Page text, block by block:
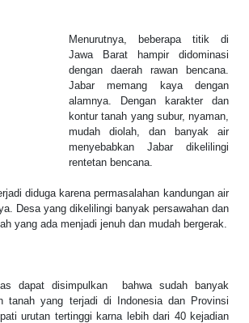
Menurutnya, beberapa titik di
Jawa Barat hampir didominasi
dengan daerah rawan bencana.
Jabar memang kaya dengan
alamnya. Dengan karakter dan
kontur tanah yang subur, nyaman,
mudah diolah, dan banyak air
menyebabkan Jabar dikelilingi
rentetan bencana.
diduga karena permasalahan kandungan air
Desa yang dikelilingi banyak persawahan dan
yang ada menjadi jenuh dan mudah bergerak.
dapat disimpulkan bahwa sudah banyak
tanah yang terjadi di Indonesia dan Provinsi
urutan tertinggi karna lebih dari 40 kejadian